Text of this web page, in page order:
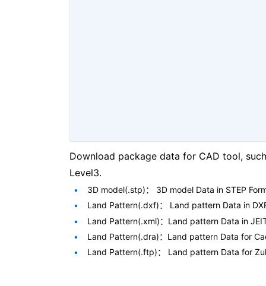
Download package data for CAD tool,
Level3.
3D model(.stp)： 3D model Data in STEP
Land Pattern(.dxf)： Land pattern Data in
Land Pattern(.xml)：Land pattern Data in
Land Pattern(.dra)：Land pattern Data for
Land Pattern(.ftp)： Land pattern Data for